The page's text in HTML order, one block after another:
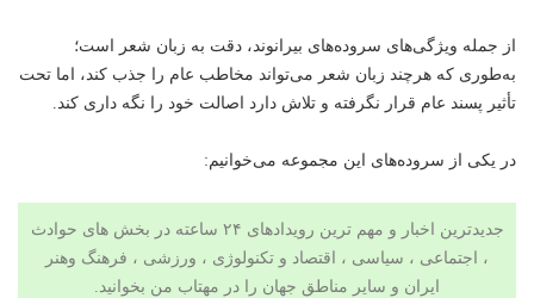
از جمله ویژگی‌های سروده‌های بیرانوند، دقت به زبان شعر است؛
به‌طوری که هرچند زبان شعر می‌تواند مخاطب عام را جذب کند، اما تحت
تأثیر پسند عام قرار نگرفته و تلاش دارد اصالت خود را نگه داری کند.
در یکی از سروده‌های این مجموعه می‌خوانیم:
جدیدترین اخبار و مهم ترین رویدادهای ۲۴ ساعته در بخش های حوادث
، اجتماعی ، سیاسی ، اقتصاد و تکنولوژی ، ورزشی ، فرهنگ وهنر
ایران و سایر مناطق جهان را در مهتاب من بخوانید.